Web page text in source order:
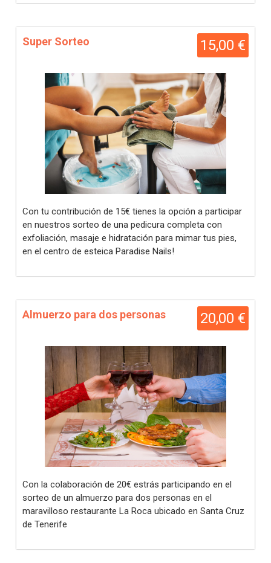
15,00 €
Super Sorteo
Con tu contribución de 15€ tienes la opción a participar
en nuestros sorteo de una pedicura completa con
exfoliación, masaje e hidratación para mimar tus pies,
en el centro de esteica Paradise Nails!
20,00 €
Almuerzo para dos personas
Con la colaboración de 20€ estrás participando en el
sorteo de un almuerzo para dos personas en el
maravilloso restaurante La Roca ubicado en Santa Cruz
de Tenerife